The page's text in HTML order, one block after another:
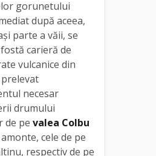
gorunetului
după aceea,
parte a văii, se
carieră de
vulcanice din
necesar
drumului
de pe valea Colbu
cele de pe
respectiv de pe